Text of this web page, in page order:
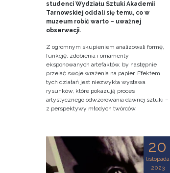
studenci Wydziału Sztuki Akademii
Tarnowskiej oddali się temu, co w
muzeum robić warto – uważnej
obserwacji.
Z ogromnym skupieniem analizowali formę,
funkcję, zdobienia i ornamenty
eksponowanych artefaktów, by następnie
przelać swoje wrażenia na papier. Efektem
tych działań jest niezwykła wystawa
rysunków, które pokazują proces
artystycznego odwzorowania dawnej sztuki –
z perspektywy młodych twórców.
20
listopada
2023